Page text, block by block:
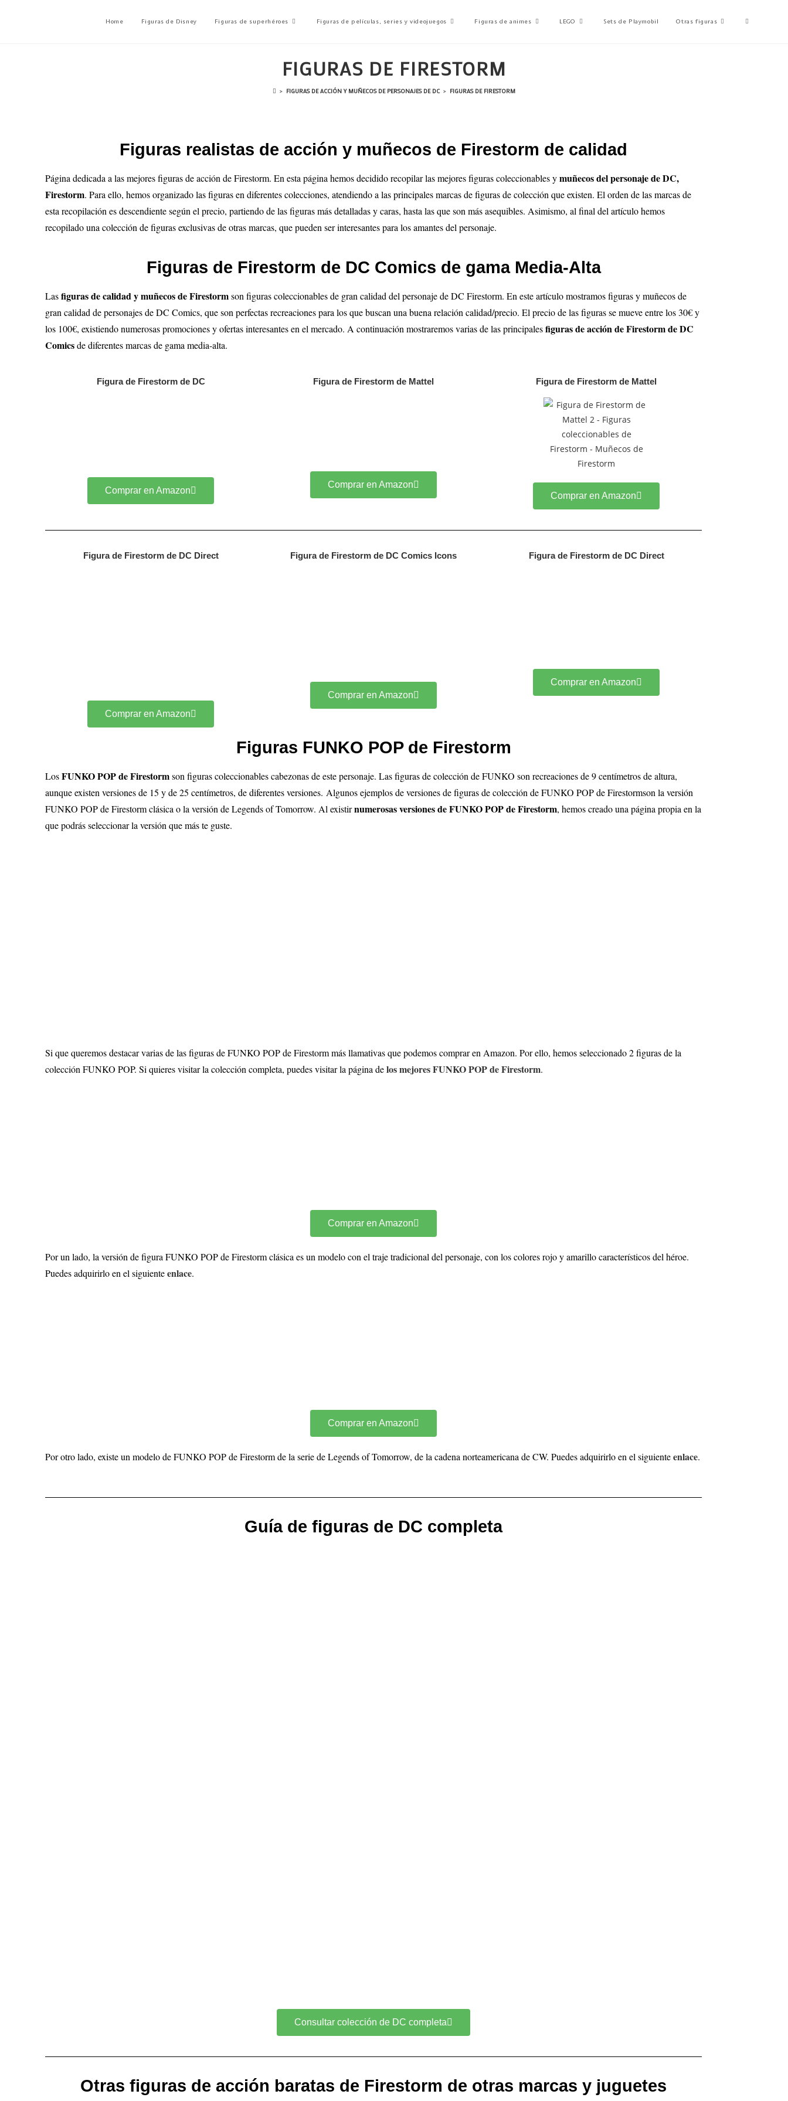
Home Figuras de Disney Figuras de superhéroes Figuras de películas, series y videojuegos Figuras de animes LEGO Sets de Playmobil Otras figuras
FIGURAS DE FIRESTORM
> FIGURAS DE ACCIÓN Y MUÑECOS DE PERSONAJES DE DC > FIGURAS DE FIRESTORM
Figuras realistas de acción y muñecos de Firestorm de calidad
Página dedicada a las mejores figuras de acción de Firestorm. En esta página hemos decidido recopilar las mejores figuras coleccionables ymuñecos del personaje de DC,
Firestorm. Para ello, hemos organizado las figuras en diferentes colecciones, atendiendo a las principales marcas de figuras de colección que existen. El orden de las marcas de
esta recopilación es descendiente según el precio, partiendo de las figuras más detalladas y caras, hasta las que son más asequibles. Asimismo, al final del artículo hemos
recopilado una colección de figuras exclusivas de otras marcas, que pueden ser interesantes para los amantes del personaje.
Figuras de Firestorm de DC Comics de gama Media-Alta
Lasfiguras de calidad y muñecos de Firestormson figuras coleccionables de gran calidad del personaje de DC Firestorm. En este artículo mostramos figuras y muñecos de
gran calidad de personajes de DC Comics, que son perfectas recreaciones para los que buscan una buena relación calidad/precio. El precio de las figuras se mueve entre los 30€ y
los 100€, existiendo numerosas promociones y ofertas interesantes en el mercado. A continuación mostraremos varias de las principalesfiguras de acción de Firestorm de DC
Comicsde diferentes marcas de gama media-alta.
Figura de Firestorm de DC
Comprar en Amazon
Figura de Firestorm de Mattel
Comprar en Amazon
Figura de Firestorm de Mattel
Comprar en Amazon
Figura de Firestorm de DC Direct
Comprar en Amazon
Figura de Firestorm de DC Comics Icons
Comprar en Amazon
Figura de Firestorm de DC Direct
Comprar en Amazon
Figuras FUNKO POP de Firestorm
LosFUNKO POP de Firestormson figuras coleccionables cabezonas de este personaje. Las figuras de colección de FUNKO son recreaciones de 9 centímetros de altura,
aunque existen versiones de 15 y de 25 centímetros, de diferentes versiones. Algunos ejemplos de versiones de figuras de colección de FUNKO POP de Firestormson la versión
FUNKO POP de Firestorm clásica o la versión de Legends of Tomorrow. Al existirnumerosas versiones de FUNKO POP de Firestorm, hemos creado una página propia en la
que podrás seleccionar la versión que más te guste.
Si que queremos destacar varias de las figuras de FUNKO POP de Firestorm más llamativas que podemos comprar en Amazon. Por ello, hemos seleccionado 2 figuras de la
colección FUNKO POP. Si quieres visitar la colección completa, puedes visitar la página delos mejores FUNKO POP de Firestorm.
Comprar en Amazon
Por un lado, la versión de figura FUNKO POP de Firestorm clásica es un modelo con el traje tradicional del personaje, con los colores rojo y amarillo característicos del héroe.
Puedes adquirirlo en el siguienteenlace.
Comprar en Amazon
Por otro lado, existe un modelo de FUNKO POP de Firestorm de la serie de Legends of Tomorrow, de la cadena norteamericana de CW. Puedes adquirirlo en el siguienteenlace.
Guía de figuras de DC completa
Consultar colección de DC completa
Otras figuras de acción baratas de Firestorm de otras marcas y juguetes